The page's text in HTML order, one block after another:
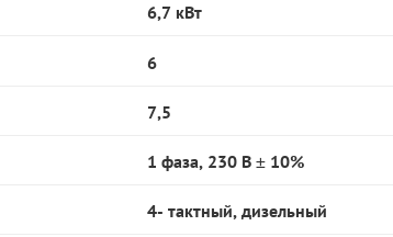
6,7 кВт
6
7,5
1 фаза, 230 В ± 10%
4- тактный, дизельный